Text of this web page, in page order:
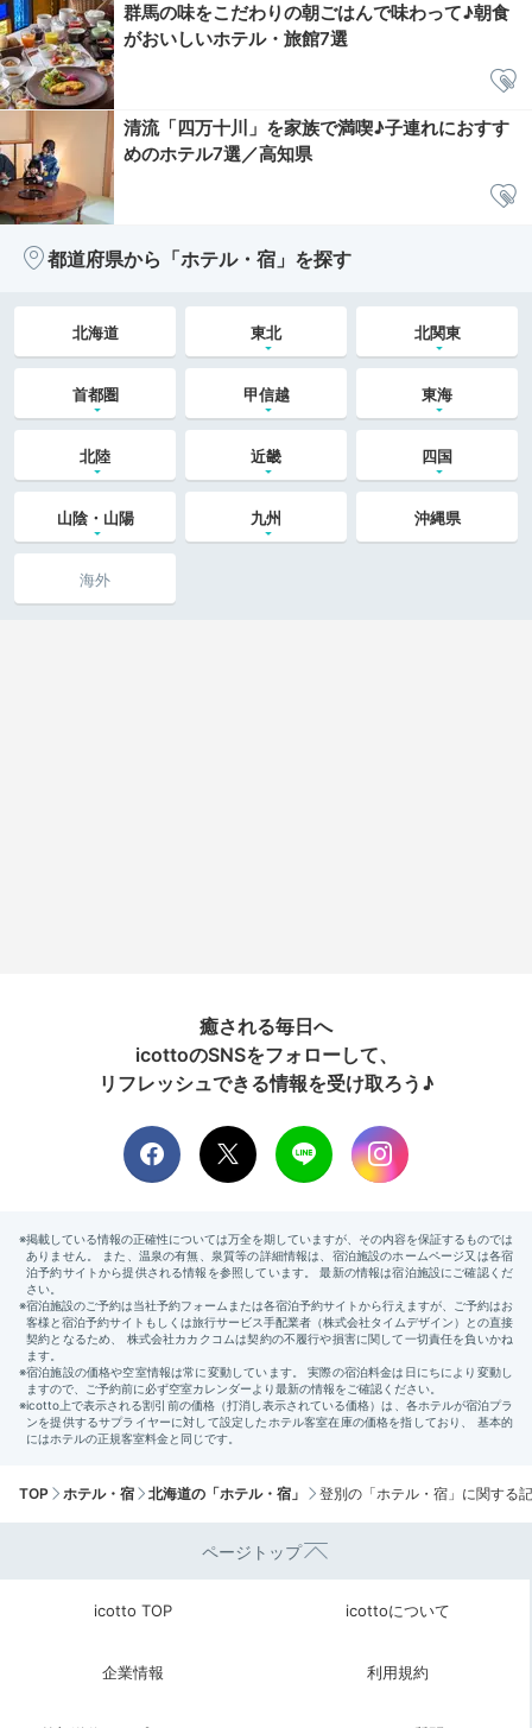
群馬の味をこだわりの朝ごはんで味わって♪朝食
がおいしいホテル・旅館7選
清流「四万十川」を家族で満喫♪子連れにおすす
めのホテル7選／高知県
都道府県から「ホテル・宿」を探す
北海道 東北 北関東
首都圏 甲信越 東海
北陸 近畿 四国
山陰・山陽 九州 沖縄県
海外
癒される毎日へ
icottoのSNSをフォローして、
リフレッシュできる情報を受け取ろう♪
TOP ホテル・宿 北海道の「ホテル・宿」 登別の「ホテル・宿」に関する
ページトップ
icotto TOP icottoについて
企業情報 利用規約